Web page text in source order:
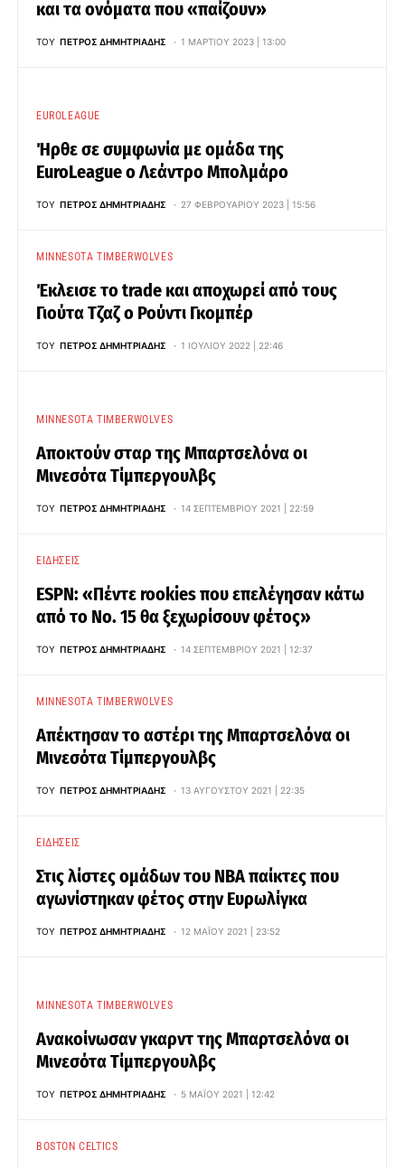
και τα ονόματα που «παίζουν»
ΤΟΥ ΠΈΤΡΟΣ ΔΗΜΗΤΡΙΆΔΗΣ 1 ΜΑΡΤΊΟΥ 2023 | 13:00
EUROLEAGUE
Ήρθε σε συμφωνία με ομάδα της
EuroLeague ο Λεάντρο Μπολμάρο
ΤΟΥ ΠΈΤΡΟΣ ΔΗΜΗΤΡΙΆΔΗΣ 27 ΦΕΒΡΟΥΑΡΊΟΥ 2023 | 15:56
MINNESOTA TIMBERWOLVES
Έκλεισε το trade και αποχωρεί από τους
Γιούτα Τζαζ ο Ρούντι Γκομπέρ
ΤΟΥ ΠΈΤΡΟΣ ΔΗΜΗΤΡΙΆΔΗΣ 1 ΙΟΥΛΊΟΥ 2022 | 22:46
MINNESOTA TIMBERWOLVES
Αποκτούν σταρ της Μπαρτσελόνα οι
Μινεσότα Τίμπεργουλβς
ΤΟΥ ΠΈΤΡΟΣ ΔΗΜΗΤΡΙΆΔΗΣ 14 ΣΕΠΤΕΜΒΡΊΟΥ 2021 | 22:59
ΕΙΔΉΣΕΙΣ
ESPN: «Πέντε rookies που επελέγησαν κάτω
από το Νο. 15 θα ξεχωρίσουν φέτος»
ΤΟΥ ΠΈΤΡΟΣ ΔΗΜΗΤΡΙΆΔΗΣ 14 ΣΕΠΤΕΜΒΡΊΟΥ 2021 | 12:37
MINNESOTA TIMBERWOLVES
Απέκτησαν το αστέρι της Μπαρτσελόνα οι
Μινεσότα Τίμπεργουλβς
ΤΟΥ ΠΈΤΡΟΣ ΔΗΜΗΤΡΙΆΔΗΣ 13 ΑΥΓΟΎΣΤΟΥ 2021 | 22:35
ΕΙΔΉΣΕΙΣ
Στις λίστες ομάδων του NBA παίκτες που
αγωνίστηκαν φέτος στην Ευρωλίγκα
ΤΟΥ ΠΈΤΡΟΣ ΔΗΜΗΤΡΙΆΔΗΣ 12 ΜΑΪ́ΟΥ 2021 | 23:52
MINNESOTA TIMBERWOLVES
Ανακοίνωσαν γκαρντ της Μπαρτσελόνα οι
Μινεσότα Τίμπεργουλβς
ΤΟΥ ΠΈΤΡΟΣ ΔΗΜΗΤΡΙΆΔΗΣ 5 ΜΑΪ́ΟΥ 2021 | 12:42
BOSTON CELTICS